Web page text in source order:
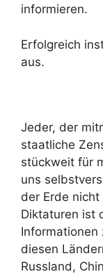
informieren.
Erfolgreich
aus.
Jeder, der
staatliche
stückweit für
uns
der Erde
Diktaturen ist
Informationen
diesen
Russland,